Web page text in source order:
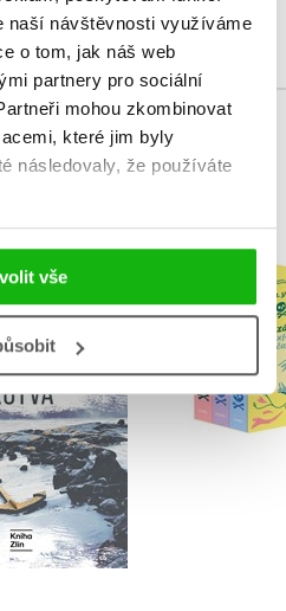
naší návštěvnosti využíváme
o tom, jak náš web
partnery pro sociální
mohou zkombinovat
které jim byly
následovaly, že používáte
vše
TAKÉ ZAJÍMAT
Kotva
Ohlssonová
košíku
599 Kč
Kč
Záhady
čajovny
H. Y.